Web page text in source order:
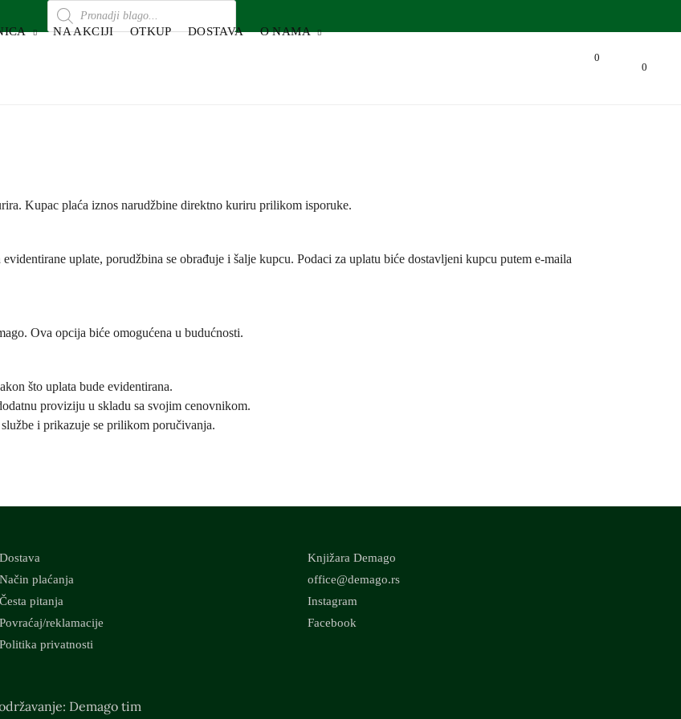
NA AKCIJI OTKUP DOSTAVA O NAMA
0
0
Kupac plaća iznos narudžbine direktno kuriru prilikom isporuke.
uplate, porudžbina se obrađuje i šalje kupcu. Podaci za uplatu biće dostavljeni kupcu putem e-maila
Ova opcija biće omogućena u budućnosti.
što uplata bude evidentirana.
proviziju u skladu sa svojim cenovnikom.
i prikazuje se prilikom poručivanja.
Dostava
Način plaćanja
Česta pitanja
Povraćaj/reklamacije
Politika privatnosti
Knjižara Demago
office@demago.rs
Instagram
Facebook
Demago tim